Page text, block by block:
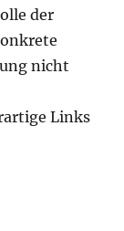
der
nicht
Links